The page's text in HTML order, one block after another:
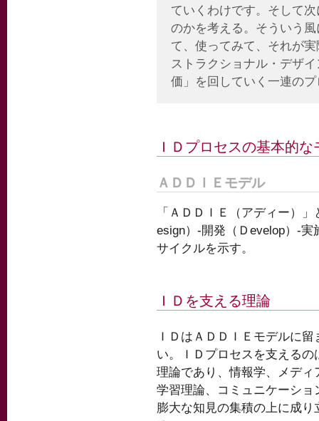
ていくわけです。そして
のかを考える。そういう
て、使ってみて、それが
ストラクショナル・デザ
価」を回していく一連の
ＩＤプロセスの基本的な
ＡＤＤＩＥモデル
「ＡＤＤＩＥ（アディー）
esign）-開発（Ｄevelop）-
サイクルを示す。
ＩＤを支える理論
ＩＤはＡＤＤＩＥモデルに留
い。ＩＤプロセスを支えるの
理論であり、情報学、メディ
学習理論、コミュニケーショ
膨大な知見の集積の上に成り